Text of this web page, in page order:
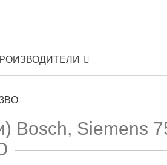
Bosch, Siemens